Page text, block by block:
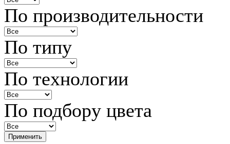
По производительности
По типу
По технологии
По подбору цвета